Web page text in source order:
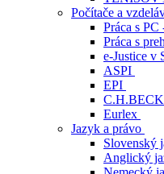
Počítače a
Práca s
Práca s
e-Justice v
ASPI
EPI
C.H.BECK
Eurlex
Jazyk a právo
Slovenský
Anglický